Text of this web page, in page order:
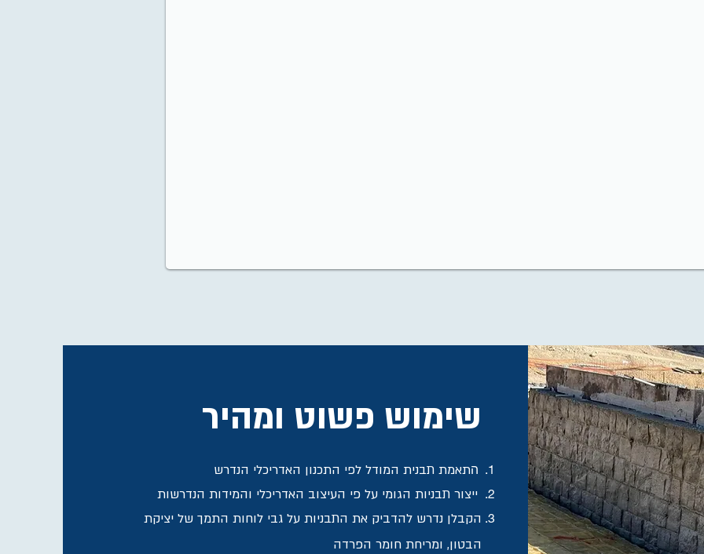
שימוש פשוט ומהיר
התאמת תבנית המודל לפי התכנון האדריכלי הנדרש
ייצור תבניות הגומי על פי העיצוב האדריכלי והמידות הנדרשות
הקבלן נדרש להדביק את התבניות על גבי לוחות התמך של יציקת
הבטון, ומריחת חומר הפרדה